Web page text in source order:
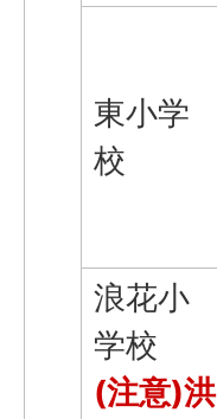
東小学
校
浪花小
学校
(注意)洪